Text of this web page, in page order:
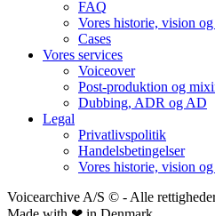
FAQ
Vores historie, vision og
Cases
Vores services
Voiceover
Post-produktion og
Dubbing, ADR og AD
Legal
Privatlivspolitik
Handelsbetingelser
Vores historie, vision og
Voicearchive A/S © - Alle